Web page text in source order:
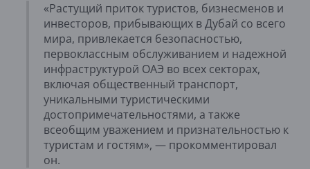
«Растущий приток туристов, бизнесменов и
инвесторов, прибывающих в Дубай со всего
мира, привлекается безопасностью,
первоклассным обслуживанием и надежной
инфраструктурой ОАЭ во всех секторах,
включая общественный транспорт,
уникальными туристическими
достопримечательностями, а также
всеобщим уважением и признательностью к
туристам и гостям», — прокомментировал
он.